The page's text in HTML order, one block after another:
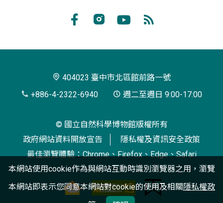
博
閱
404023 臺中市北區館前路一號
+886-4-2322-6940
週二至週日 9:00-17:00
© 國立自然科學博物館版權所有
政府網站資料開放宣告
隱私權及資訊安全政策
最佳瀏覽體驗：Chrome、Firefox、Edge、Safari
本網站使用cookie作為與網站互動時識別瀏覽器之用，瀏覽
本網站即表示您同意本網站對cookie的使用及相關隱私權政